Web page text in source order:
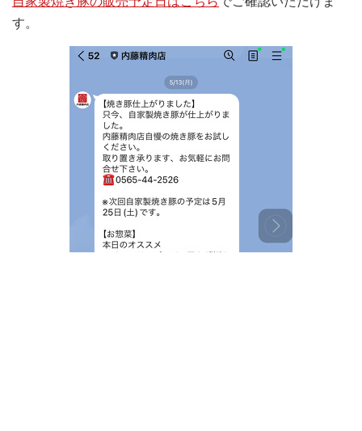
す。